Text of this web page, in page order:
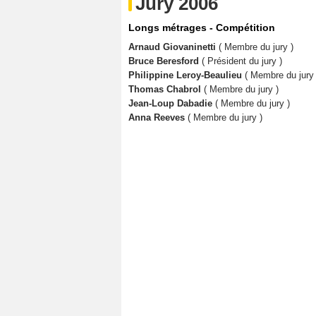
Longs métrages - Compétition
Arnaud Giovaninetti ( Membre du jury )
Bruce Beresford ( Président du jury )
Philippine Leroy-Beaulieu ( Membre du jury
Thomas Chabrol ( Membre du jury )
Jean-Loup Dabadie ( Membre du jury )
Anna Reeves ( Membre du jury )